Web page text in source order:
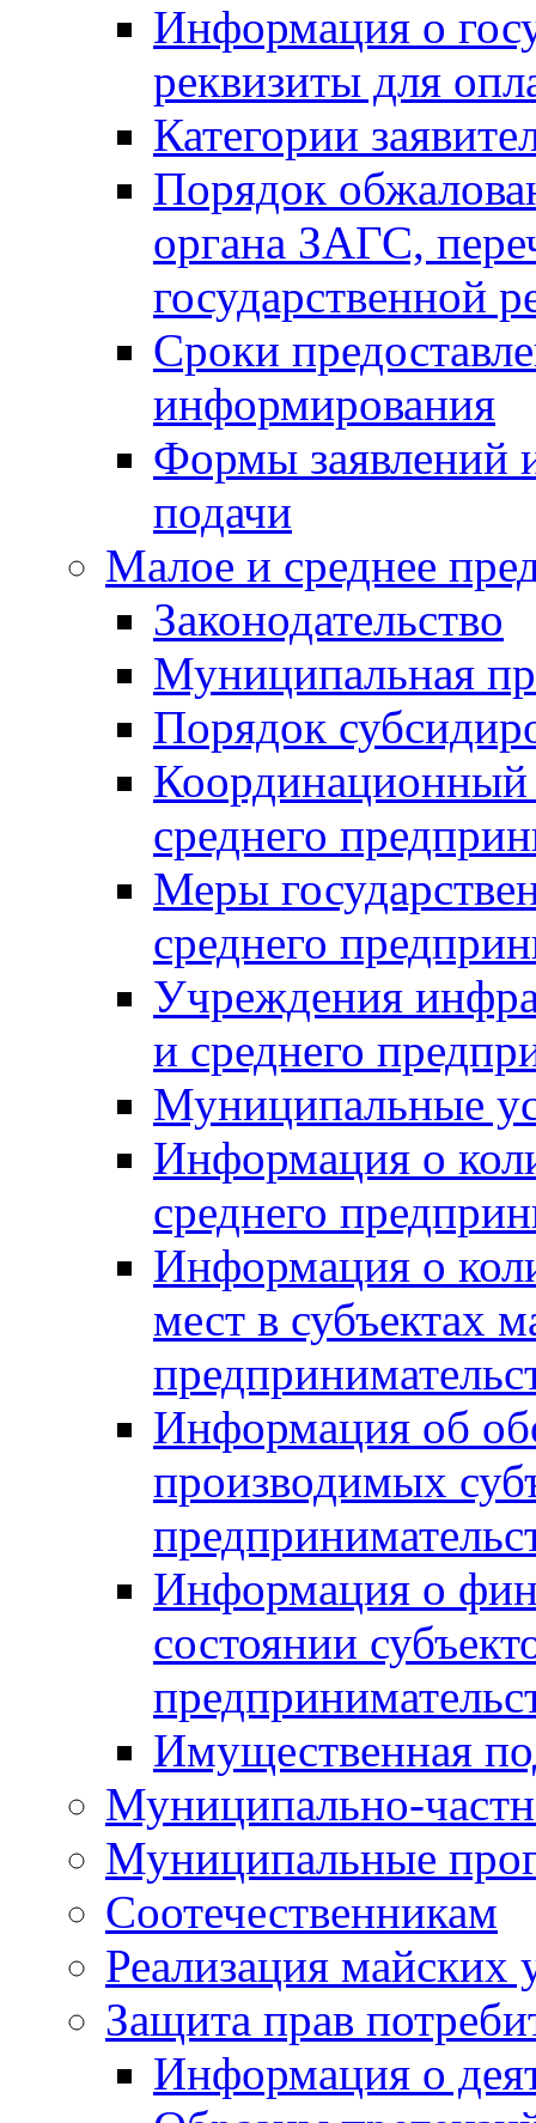
Информация о
реквизиты для
Категории
Порядок
органа ЗАГС,
государственной
Сроки
информирования
Формы заявлений
подачи
Малое и среднее
Законодательство
Муниципальная
Порядок
Координационный
среднего
Меры
среднего
Учреждения
и среднего
Муниципальные
Информация о
среднего
Информация о
мест в субъектах
Информация об
производимых
Информация о
состоянии
Имущественная
Муниципально-
Муниципальные
Соотечественникам
Реализация майских
Защита прав
Информация о